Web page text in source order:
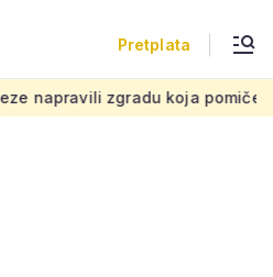
Pretplata
pomiče granice, boje i oblici